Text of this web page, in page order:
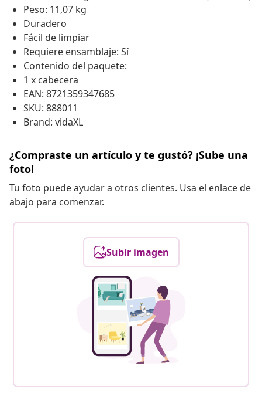
Peso: 11,07 kg
Duradero
Fácil de limpiar
Requiere ensamblaje: Sí
Contenido del paquete:
1 x cabecera
EAN: 8721359347685
SKU: 888011
Brand: vidaXL
¿Compraste un artículo y te gustó? ¡Sube una
foto!
Tu foto puede ayudar a otros clientes. Usa el enlace de
abajo para comenzar.
Subir imagen